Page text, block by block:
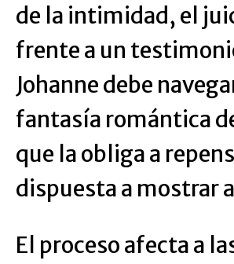
de la intimidad, el
frente a un
Johanne debe
fantasía romántica
que la obliga a
dispuesta a mostrar
El proceso afecta a